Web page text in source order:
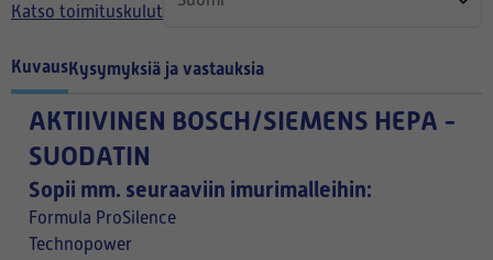
Katso toimituskulut
KuvausKysymyksiä ja vastauksia
AKTIIVINEN BOSCH/SIEMENS HEPA -
SUODATIN
Sopii mm. seuraaviin imurimalleihin:
Formula ProSilence
Technopower